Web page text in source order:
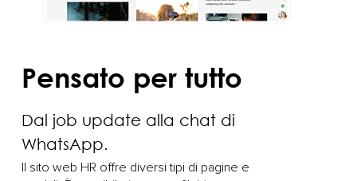
Pensato per tutto
Dal job update alla chat di
WhatsApp.
Il sito web HR offre diversi tipi di pagine e